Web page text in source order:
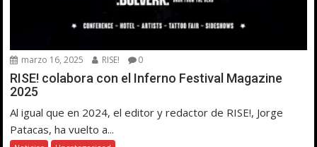
marzo 16, 2025 RISE! 0
RISE! colabora con el Inferno Festival Magazine
2025
Al igual que en 2024, el editor y redactor de RISE!, Jorge
Patacas, ha vuelto a...